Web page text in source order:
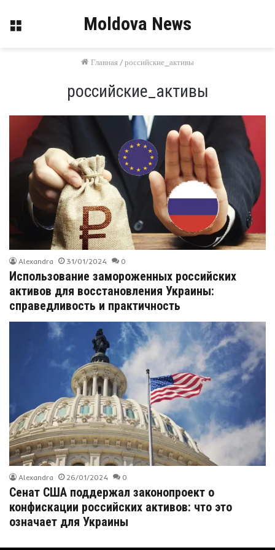
Меню Moldova News
Главная /российские_активы
российские_активы
Alexandra 31/01/2024 0
Использование замороженных российских
активов для восстановления Украины:
справедливость и практичность
Alexandra 26/01/2024 0
Сенат США поддержал законопроект о
конфискации российских активов: что это
означает для Украины